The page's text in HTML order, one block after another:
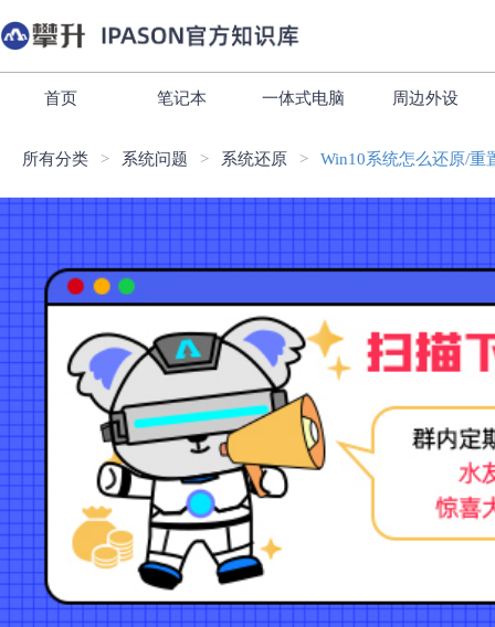
首页 笔记本 一体式电脑 周边外设
所有分类 系统问题 系统还原